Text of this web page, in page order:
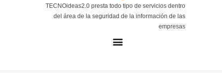
TECNOideas2.0 presta todo tipo de servicios dentro
del área de la seguridad de la información de las
empresas